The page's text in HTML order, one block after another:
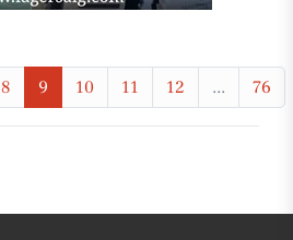
8 9 10 11 12 ... 76